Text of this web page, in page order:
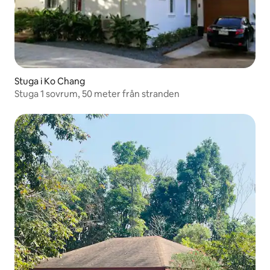
Stuga i Ko Chang
Stuga 1 sovrum, 50 meter från stranden